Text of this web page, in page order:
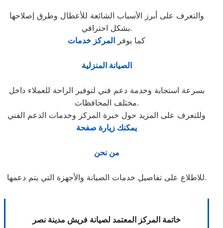
والتعرف على أبرز الأسباب الشائعة للأعطال وطرق إصلاحها
بشكل احترافي.
كما يوفر المركز خدمات
الصيانة المنزلية
بسرعة استجابة وخدمة دعم فني لتوفير الراحة للعملاء داخل
مختلف المحافظات.
وللتعرف على المزيد حول خبرة المركز وخدمات الدعم الفني
يمكنك زيارة صفحة
من نحن
للاطلاع على تفاصيل خدمات الصيانة والأجهزة التي يتم دعمها.
خاتمة المركز المعتمد لصيانة فريش مدينة نصر